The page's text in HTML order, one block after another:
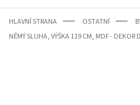
HLAVNÍ STRANA OSTATNÍ
NĚMÝ SLUHA, VÝŠKA 119 CM, MDF -